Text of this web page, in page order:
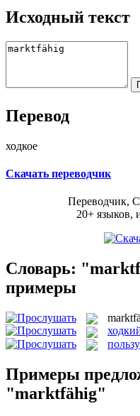
Исходный текст
Перевод
ходкое
Скачать переводчик
Переводчик,
20+ языков,
Словарь:
примеры
Примеры
"marktfähig"